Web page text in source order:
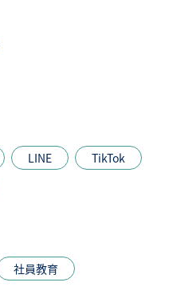
LINE
TikTok
社員教育